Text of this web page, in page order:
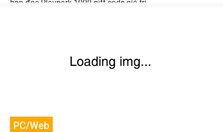
bạn đọc Playpark 1000 gift code giá trị.
PC/Web